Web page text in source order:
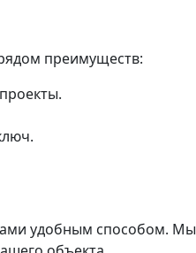
преимуществ:
удобным способом.